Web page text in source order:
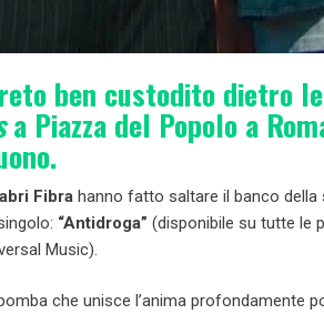
ben custodito dietro
a Piazza del Popolo a
Fibra hanno fatto saltare il banco
“Antidroga” (disponibile su tutte le
Music).
che unisce l’anima profondamente